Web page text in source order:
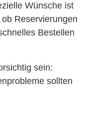
Wünsche ist
Reservierungen
Bestellen
sein:
sollten